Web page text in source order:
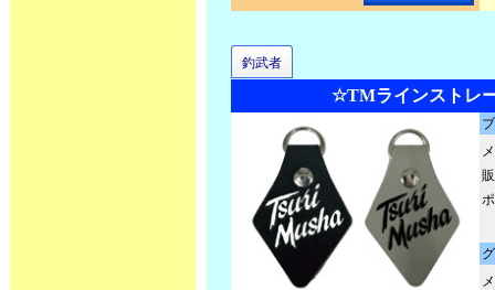
釣武者
☆TMラインストレ